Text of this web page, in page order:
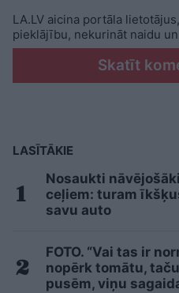
LA.LV aicina portāla
pieklājību, nekurināt naidu
Skatīt
LASĪTĀKIE
Nosaukti
ceļiem: turam
savu auto
FOTO. “Vai tas ir
nopērk tomātu,
pusēm, viņu